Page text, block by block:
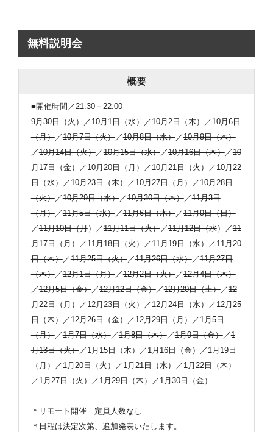
無料説明会
概要
■開催時間／21:30－22:00
9月30日（火）／10月1日（水）／10月2日（木）／10月6日
（月）／10月7日（火）／10月8日（水）／10月9日（木）
／10月14日（火）／10月15日（水）／10月16日（木）／10
月17日（金）／10月20日（月）／10月21日（火）／10月22
日（水）／10月23日（木）／10月27日（月）／10月28日
（火）／10月29日（水）／10月30日（木）／11月3日
（月）／11月5日（水）／11月6日（木）／11月9日（日）
／11月10日（月）／11月11日（火）／11月12日（水）／11
月17日（月）／11月18日（火）／11月19日（水）／11月20
日（木）／11月25日（火）／11月26日（水）／11月27日
（木）／12月1日（月）／12月2日（火）／12月4日（木）
／12月5日（金）／12月12日（金）／12月20日（土）／12
月22日（月）／12月23日（火）／12月24日（水）／12月25
日（木）／12月26日（金）／12月29日（月）／1月5日
（月）／1月7日（水）／1月8日（木）／1月9日（金）／1
月13日（火）／1月15日（木）／1月16日（金）／1月19日
（月）／1月20日（火）／1月21日（水）／1月22日（木）
／1月27日（火）／1月29日（木）／1月30日（金）
＊リモート開催 定員人数なし
＊日程は決定次第、追加発表いたします。